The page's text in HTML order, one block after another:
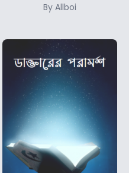
By Allboi